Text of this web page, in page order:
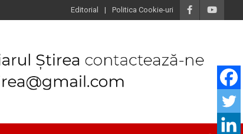
Editorial Politica Cookie-uri